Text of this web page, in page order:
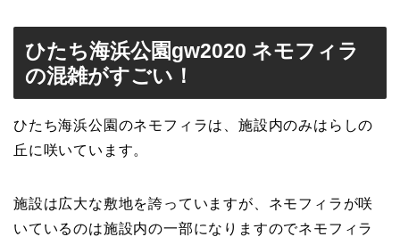
ひたち海浜公園gw2020 ネモフィラ
の混雑がすごい！
ひたち海浜公園のネモフィラは、施設内のみはらしの
丘に咲いています。
施設は広大な敷地を誇っていますが、ネモフィラが咲
いているのは施設内の一部になりますのでネモフィラ